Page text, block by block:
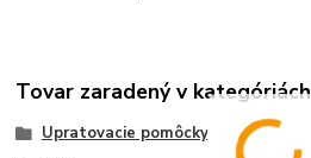
Tovar zaradený v kategóriách
Upratovacie pomôcky